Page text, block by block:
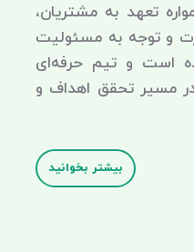
تعهد به مشتریان،
و توجه به مسئولیت
است و تیم حرفه‌ای
مسیر تحقق اهداف و
بیشتر بخوانید